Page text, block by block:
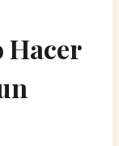
Hacer